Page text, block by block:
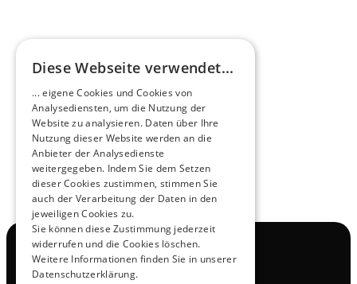
NOX x HEERO
Learn more
View All
Navigation
Diese Webseite verwendet...
... eigene Cookies und Cookies von
Analysediensten, um die Nutzung der
Website zu analysieren. Daten über Ihre
Nutzung dieser Website werden an die
Anbieter der Analysedienste
weitergegeben. Indem Sie dem Setzen
dieser Cookies zustimmen, stimmen Sie
auch der Verarbeitung der Daten in den
jeweiligen Cookies zu.
Sie können diese Zustimmung jederzeit
widerrufen und die Cookies löschen.
Weitere Informationen finden Sie in unserer
Datenschutzerklärung.